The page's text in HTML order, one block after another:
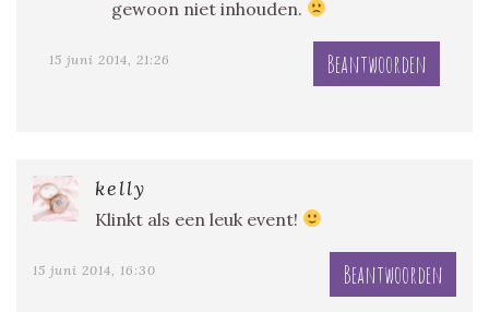
gewoon niet inhouden.
15 juni 2014, 21:26 Beantwoorden
kelly
Klinkt als een leuk event!
15 juni 2014, 16:30 Beantwoorden